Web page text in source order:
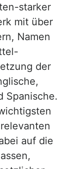
starker
mit über
Namen
der
Spanische.
auf die